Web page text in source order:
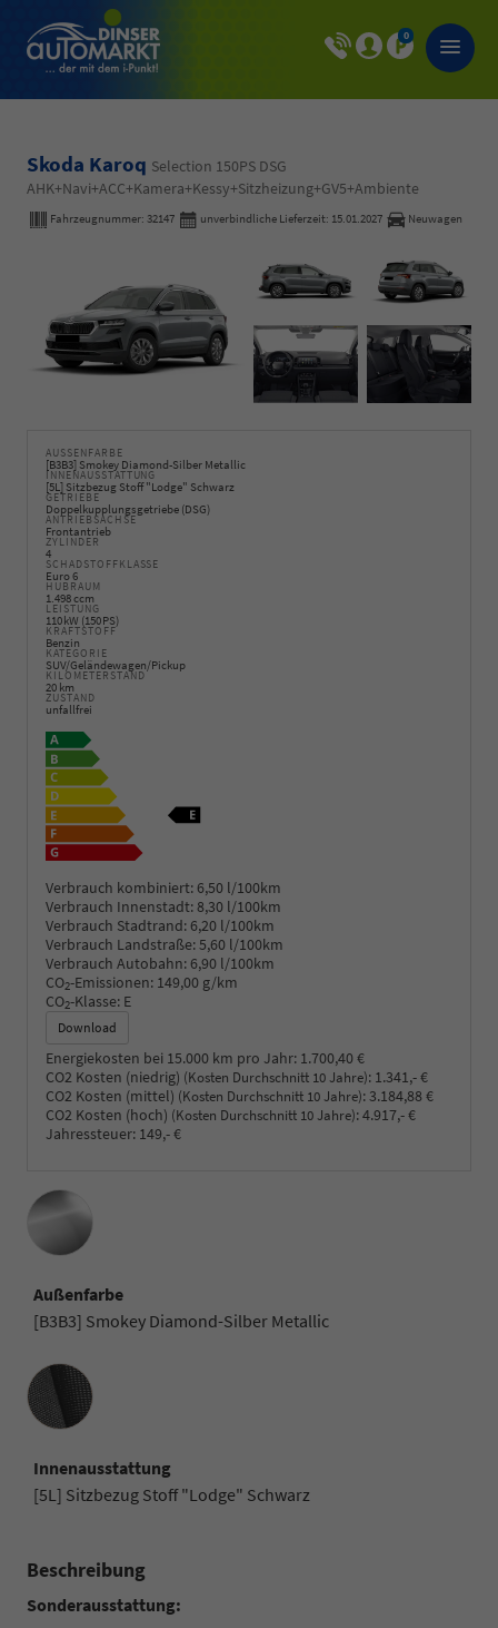
0
Skoda Karoq Selection 150PS DSG
AHK+Navi+ACC+Kamera+Kessy+Sitzheizung+GV5+Ambiente
Fahrzeugnummer: 32147 unverbindliche Lieferzeit: 15.01.2027 Neuwagen
AUSSENFARBE
[B3B3] Smokey Diamond-Silber Metallic
INNENAUSSTATTUNG
[5L] Sitzbezug Stoff "Lodge" Schwarz
GETRIEBE
Doppelkupplungsgetriebe (DSG)
ANTRIEBSACHSE
Frontantrieb
ZYLINDER
4
SCHADSTOFFKLASSE
Euro 6
HUBRAUM
1.498 ccm
LEISTUNG
110 kW (150 PS)
KRAFTSTOFF
Benzin
KATEGORIE
SUV/Geländewagen/Pickup
KILOMETERSTAND
20 km
ZUSTAND
unfallfrei
Verbrauch kombiniert: 6,50 l/100km
Verbrauch Innenstadt:8,30 l/100km
Verbrauch Stadtrand: 6,20 l/100km
Verbrauch Landstraße:5,60 l/100km
Verbrauch Autobahn: 6,90 l/100km
CO2-Emissionen: 149,00 g/km
CO2-Klasse: E
Download
Energiekosten bei 15.000 km pro Jahr: 1.700,40 €
CO2 Kosten (niedrig) (Kosten Durchschnitt 10 Jahre): 1.341,- €
CO2 Kosten (mittel) (Kosten Durchschnitt 10 Jahre):3.184,88 €
CO2 Kosten (hoch) (Kosten Durchschnitt 10 Jahre):4.917,- €
Jahressteuer: 149,- €
Außenfarbe
[B3B3] Smokey Diamond-Silber Metallic
Innenausstattung
Innenausstattung
[5L] Sitzbezug Stoff "Lodge" Schwarz
Beschreibung
Sonderausstattung: